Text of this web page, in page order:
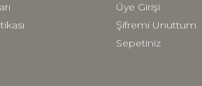
Üye Girişi
Şifremi Unuttum
Sepetiniz